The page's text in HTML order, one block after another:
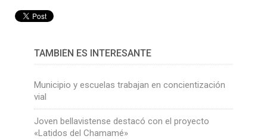
TAMBIÉN ES INTERESANTE
Municipio y escuelas trabajan en concientización
vial
Joven bellavistense destacó con el proyecto
«Latidos del Chamamé»